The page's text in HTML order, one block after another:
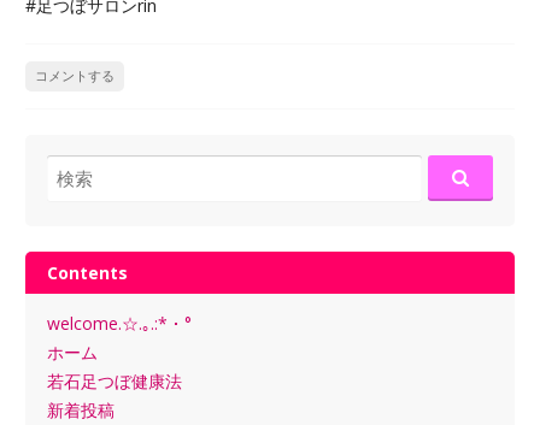
#足つぼサロンrin
コメントする
検
索:
Contents
welcome.☆.｡.:*・°
ホーム
若石足つぼ健康法
新着投稿